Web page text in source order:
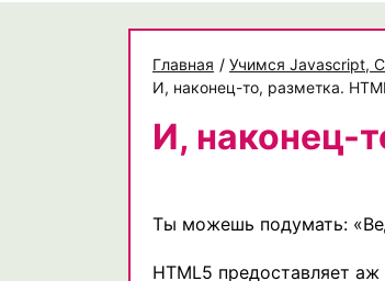
Главная / Учимся Javascript,
И, наконец-то, разметка.
И, наконец-
Ты можешь подумать:
HTML5 предоставляет